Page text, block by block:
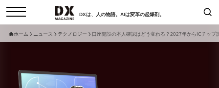
DXは、人の物語。AIは変革の起爆剤。
セミナー
ホーム ニュース テクノロジー 口座開設の本人確認はどう変わる？2027年からICチップ